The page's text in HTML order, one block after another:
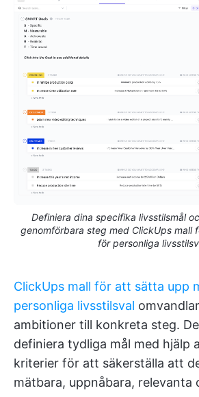
Definiera dina specifika livsstilsmål
genomförbara steg med ClickUps mall
för personliga
ClickUps mall för att sätta upp
personliga livsstilsval
ambitioner till konkreta steg.
definiera tydliga mål med hjälp
kriterier för att säkerställa att
mätbara, uppnåbara, relevanta